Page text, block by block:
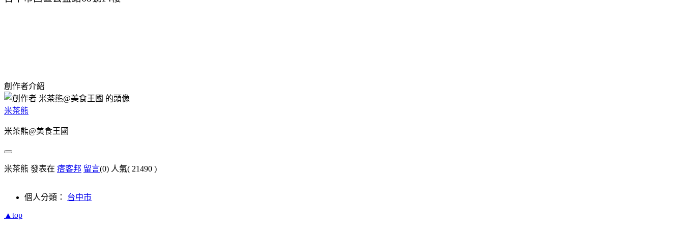
創作者介紹
米茶熊
米茶熊@美食王國
米茶熊 發表在 痞客邦 留言(0) 人氣( 21490 )
個人分類： 台中市
▲top